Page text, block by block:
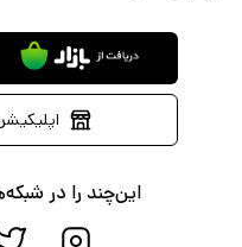
این‌چند را در